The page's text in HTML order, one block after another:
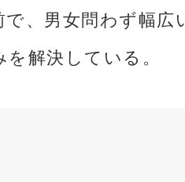
で、男女問わず幅広
解決している。